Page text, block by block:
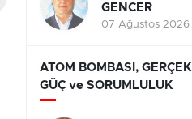
GENCER
07 Ağustos 2026
ATOM BOMBASI, GERÇEK
GÜÇ ve SORUMLULUK